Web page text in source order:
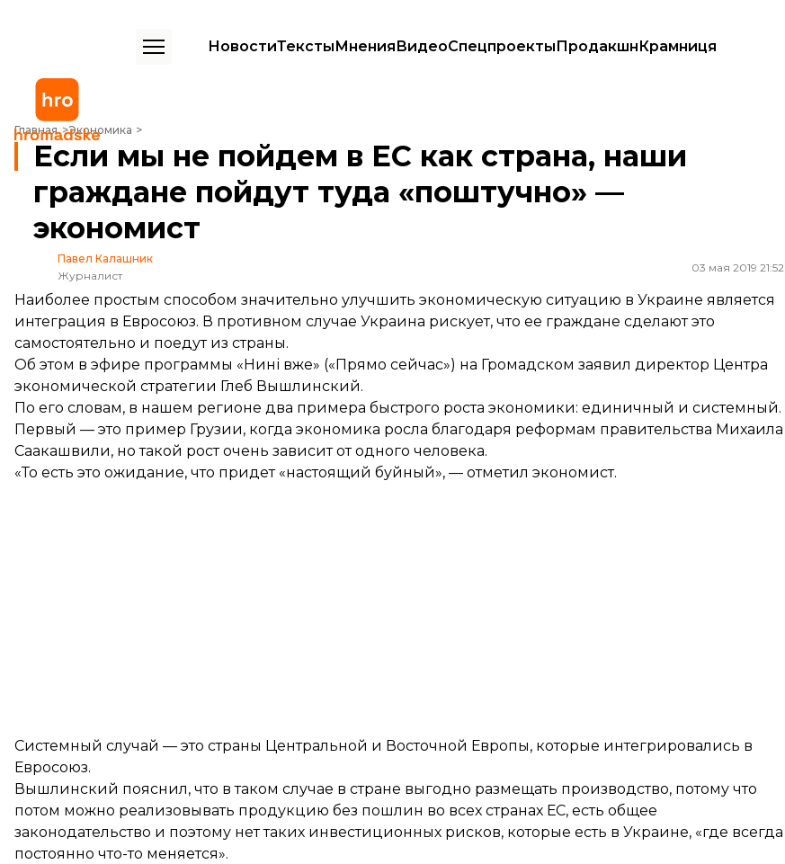
НовостиТекстыМненияВидеоСпецпроектыПродакшнКрамниця
Главная Экономика
Если мы не пойдем в ЕС как страна, наши граждане пойдут туда «поштучно» — экономист
Если мы не пойдем в ЕС как страна, наши
граждане пойдут туда «поштучно» —
экономист
Павел Калашник
Журналист
03 мая 2019 21:52
Наиболее простым способом значительно улучшить экономическую ситуацию в Украине является
интеграция в Евросоюз. В противном случае Украина рискует, что ее граждане сделают это
самостоятельно и поедут из страны.
Об этом в эфире программы «Нині вже» («Прямо сейчас») на Громадском заявил директор Центра
экономической стратегии Глеб Вышлинский.
По его словам, в нашем регионе два примера быстрого роста экономики: единичный и системный.
Первый — это пример Грузии, когда экономика росла благодаря реформам правительства Михаила
Саакашвили, но такой рост очень зависит от одного человека.
«То есть это ожидание, что придет «настоящий буйный», — отметил экономист.
Системный случай — это страны Центральной и Восточной Европы, которые интегрировались в
Евросоюз.
Вышлинский пояснил, что в таком случае в стране выгодно размещать производство, потому что
потом можно реализовывать продукцию без пошлин во всех странах ЕС, есть общее
законодательство и поэтому нет таких инвестиционных рисков, которые есть в Украине, «где всегда
постоянно что-то меняется».